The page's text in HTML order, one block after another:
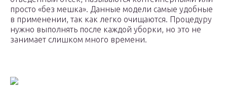
просто «без мешка». Данные модели самые удобные
в применении, так как легко очищаются. Процедуру
нужно выполнять после каждой уборки, но это не
занимает слишком много времени.